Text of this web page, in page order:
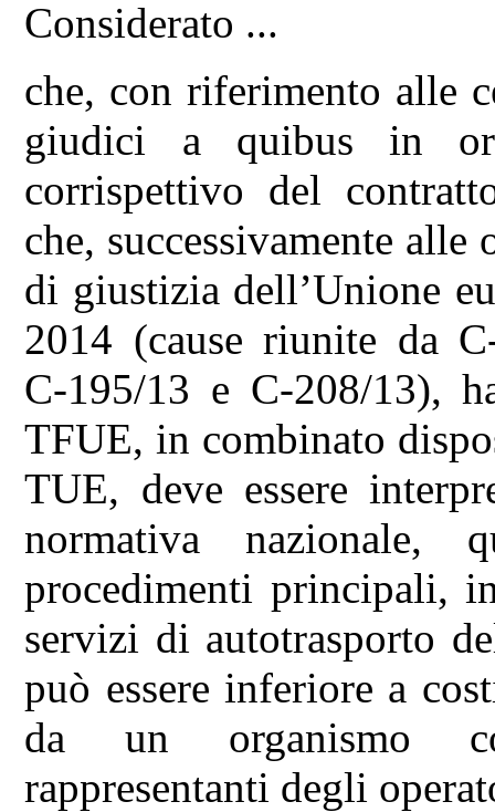
Considerato ...
che, con riferimento alle
giudici a quibus in
corrispettivo del
che, successivamente
di giustizia dell’Unione
2014 (cause riunite da
C‑195/13 e C‑208/13),
TFUE, in combinato
TUE, deve essere
normativa nazionale,
procedimenti principali,
servizi di autotrasporto
può essere inferiore a
da un organismo
rappresentanti degli